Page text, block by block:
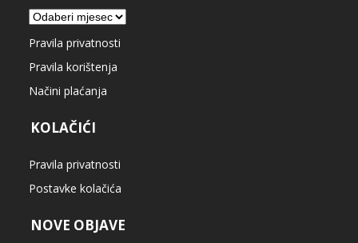
Arhiva
Pravila privatnosti
Pravila korištenja
Načini plaćanja
KOLAČIĆI
Pravila privatnosti
Postavke kolačića
NOVE OBJAVE